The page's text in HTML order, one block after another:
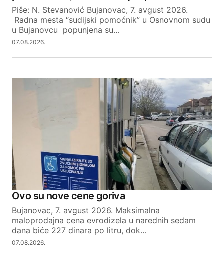
Piše: N. Stevanović Bujanovac, 7. avgust 2026.
Radna mesta “sudijski pomoćnik” u Osnovnom sudu
u Bujanovcu popunjena su…
07.08.2026.
Ovo su nove cene goriva
Bujanovac, 7. avgust 2026. Maksimalna
maloprodajna cena evrodizela u narednih sedam
dana biće 227 dinara po litru, dok…
07.08.2026.